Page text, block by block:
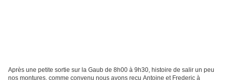
Après une petite sortie sur la Gaub de 8h00 à 9h30, histoire de salir un peu
nos montures, comme convenu nous avons reçu Antoine et Frederic à